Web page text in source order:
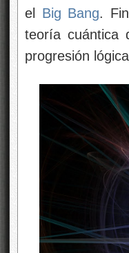
el Big Bang.
teoría
progresión